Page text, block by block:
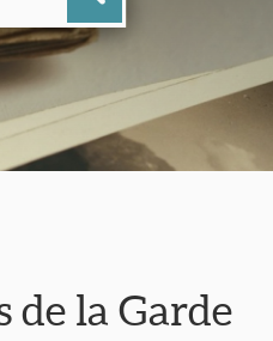
de la Garde